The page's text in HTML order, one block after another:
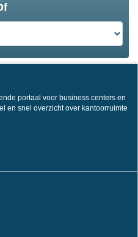
portaal voor business centers en
en snel overzicht over kantoorruimte